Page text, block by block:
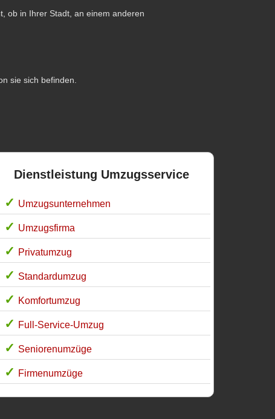
ob in Ihrer Stadt, an einem anderen
sie sich befinden.
Dienstleistung Umzugsservice
Umzugsunternehmen
Umzugsfirma
Privatumzug
Standardumzug
Komfortumzug
Full-Service-Umzug
Seniorenumzüge
Firmenumzüge